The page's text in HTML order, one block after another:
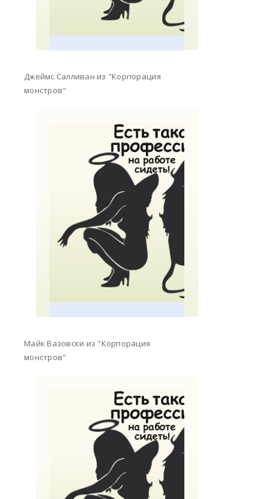
Джеймс Салливан из "Корпорация
монстров"
Майк Вазовски из "Корпорация
монстров"